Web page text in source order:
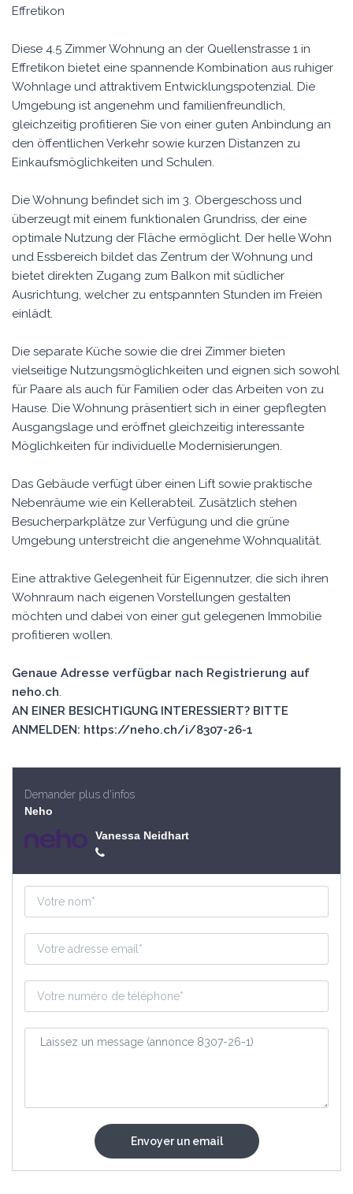
Effretikon
Diese 4.5 Zimmer Wohnung an der Quellenstrasse 1 in
Effretikon bietet eine spannende Kombination aus ruhiger
Wohnlage und attraktivem Entwicklungspotenzial. Die
Umgebung ist angenehm und familienfreundlich,
gleichzeitig profitieren Sie von einer guten Anbindung an
den öffentlichen Verkehr sowie kurzen Distanzen zu
Einkaufsmöglichkeiten und Schulen.
Die Wohnung befindet sich im 3. Obergeschoss und
überzeugt mit einem funktionalen Grundriss, der eine
optimale Nutzung der Fläche ermöglicht. Der helle Wohn
und Essbereich bildet das Zentrum der Wohnung und
bietet direkten Zugang zum Balkon mit südlicher
Ausrichtung, welcher zu entspannten Stunden im Freien
einlädt.
Die separate Küche sowie die drei Zimmer bieten
vielseitige Nutzungsmöglichkeiten und eignen sich sowohl
für Paare als auch für Familien oder das Arbeiten von zu
Hause. Die Wohnung präsentiert sich in einer gepflegten
Ausgangslage und eröffnet gleichzeitig interessante
Möglichkeiten für individuelle Modernisierungen.
Das Gebäude verfügt über einen Lift sowie praktische
Nebenräume wie ein Kellerabteil. Zusätzlich stehen
Besucherparkplätze zur Verfügung und die grüne
Umgebung unterstreicht die angenehme Wohnqualität.
Eine attraktive Gelegenheit für Eigennutzer, die sich ihren
Wohnraum nach eigenen Vorstellungen gestalten
möchten und dabei von einer gut gelegenen Immobilie
profitieren wollen.
Genaue Adresse verfügbar nach Registrierung auf
neho.ch.
AN EINER BESICHTIGUNG INTERESSIERT? BITTE
ANMELDEN: https://neho.ch/i/8307-26-1
Demander plus d'infos
Neho
Vanessa Neidhart